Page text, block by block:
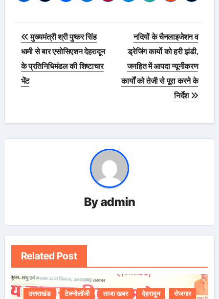
Post
navigation
मुख्यमंत्री श्री पुष्कर सिंह
धामी से बार एसोसिएशन देहरादून
के प्रतिनिधिमंडल की शिष्टाचार
भेंट
नदियों के चैनलाइजेशन व
ड्रेजिंग कार्यो को हरी झंडी,
जनहित में आपदा न्यूनीकरण
कार्यों को तेजी से पूरा करने के
निर्देश
Byadmin
Related Post
उत्तराखंड टेक्नोलॉजी ताजा खबर देहरादून रोजगार